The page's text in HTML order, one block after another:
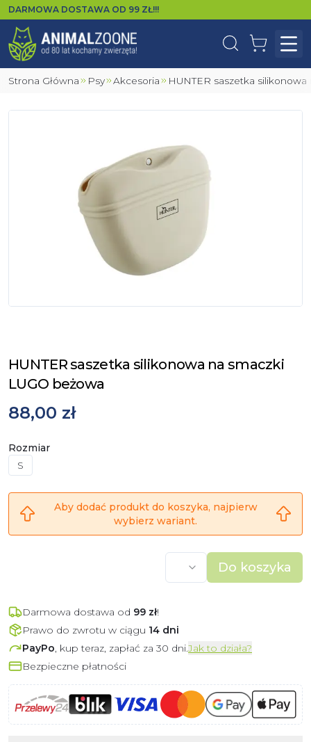
DARMOWA DOSTAWA OD 99 ZŁ!!!
WyszukajKoszyk
Strona Główna Psy Akcesoria HUNTER saszetka
HUNTER saszetka silikonowa na smaczki
LUGO beżowa
88,00 zł
Rozmiar
S
Aby dodać produkt do koszyka, najpierw
wybierz wariant.
Do koszyka
Darmowa dostawa od 99 zł!
Prawo do zwrotu w ciągu 14 dni
PayPo, kup teraz, zapłać za 30 dni.Jak to działa?
Bezpieczne płatności